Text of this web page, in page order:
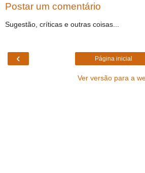
Postar um comentário
Sugestão, críticas e outras coisas...
‹ Página inicial
Ver versão para a